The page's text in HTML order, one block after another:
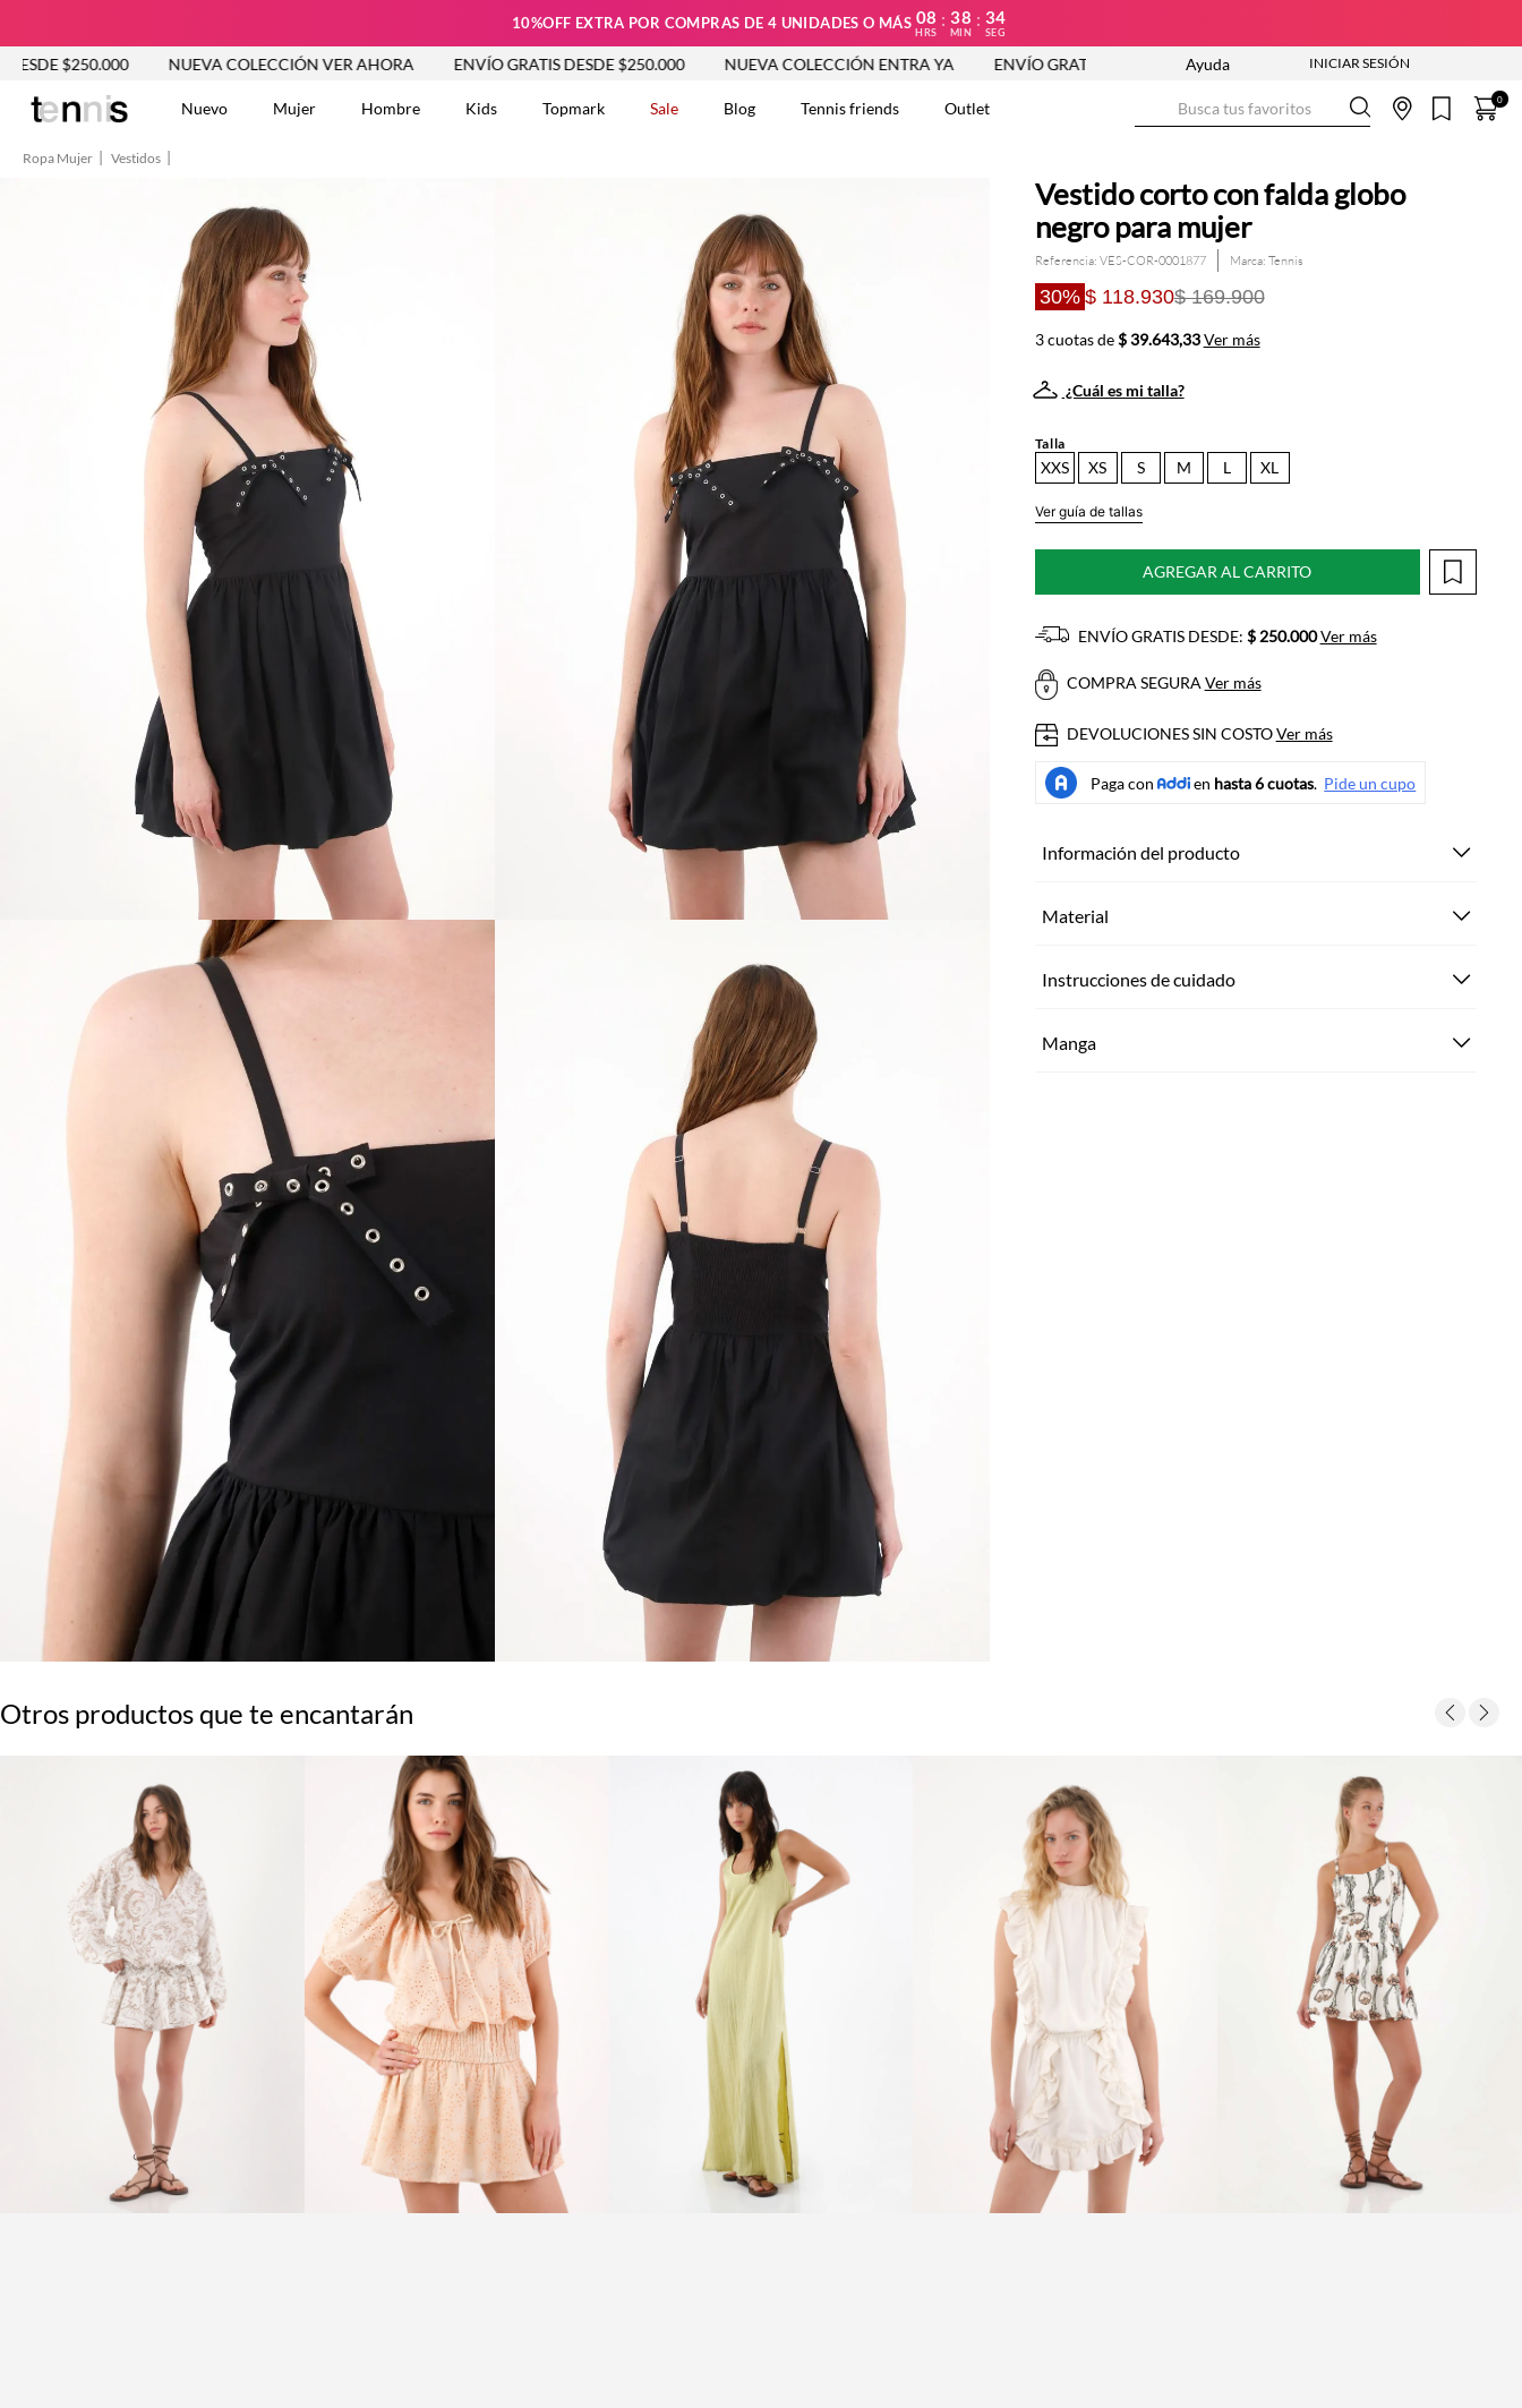
10%OFF EXTRA POR COMPRAS DE 4 UNIDADES O MÁS 08
HRS
: 38
MIN
: 33
SEG
NUEVA COLECCIÓN VER AHORA ENVÍO GRATIS DESDE $250.000 NUEVA COLECCIÓN ENTRA YA ENVÍO GRATIS DESDE $250.000 NUEVA COLECCIÓN VER AHORA
Ayuda
Nuevo Mujer Hombre Kids Topmark Sale Blog Tennis friends Outlet 0
Ropa Mujer Vestidos
Vestido corto con falda globo
negro para mujer
Referencia: VES-COR-0001877 Tennis
30% $ 118.930$ 169.900
3 cuotas de$ 39.643,33 Ver más
¿Cuál es mi talla?
Talla
XXS XS S M L XL
Ver guía de tallas
AGREGAR AL CARRITO
ENVÍO GRATIS DESDE: $ 250.000 Ver más
COMPRA SEGURA Ver más
DEVOLUCIONES SIN COSTOVer más
Información del producto
Material
Instrucciones de cuidado
Manga
Otros productos que te encantarán
8.
9.
10.